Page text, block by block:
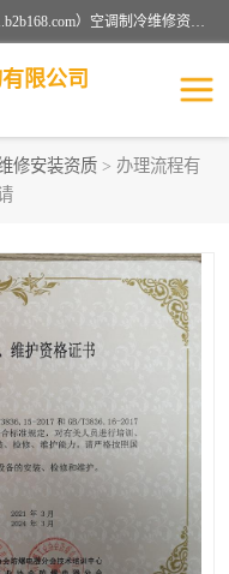
北京茗瀚企业管理咨询有限公司（18513065501.b2b168.com）空调制冷维修资质,油烟管道清洗资质,清洗行业资质公司秉承“顾客至上，锐意进缺的经营理念，我们提供高质量的产品，坚持“客户”的原则为广大客户提供贴心服务。如果你对公司的产品感兴趣，可以联系高经理，我们会用好的产品和服务让您满意。
限公司
修安装资质 > 办理流程有
备维修安装资质
证服务
调制冷维修安装资质